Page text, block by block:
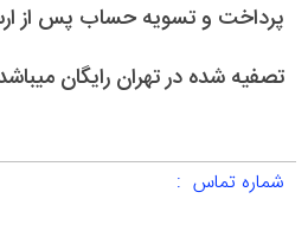
پرداخت و تسویه حساب پس از
تصفیه شده در تهران رایگان
شماره تماس :